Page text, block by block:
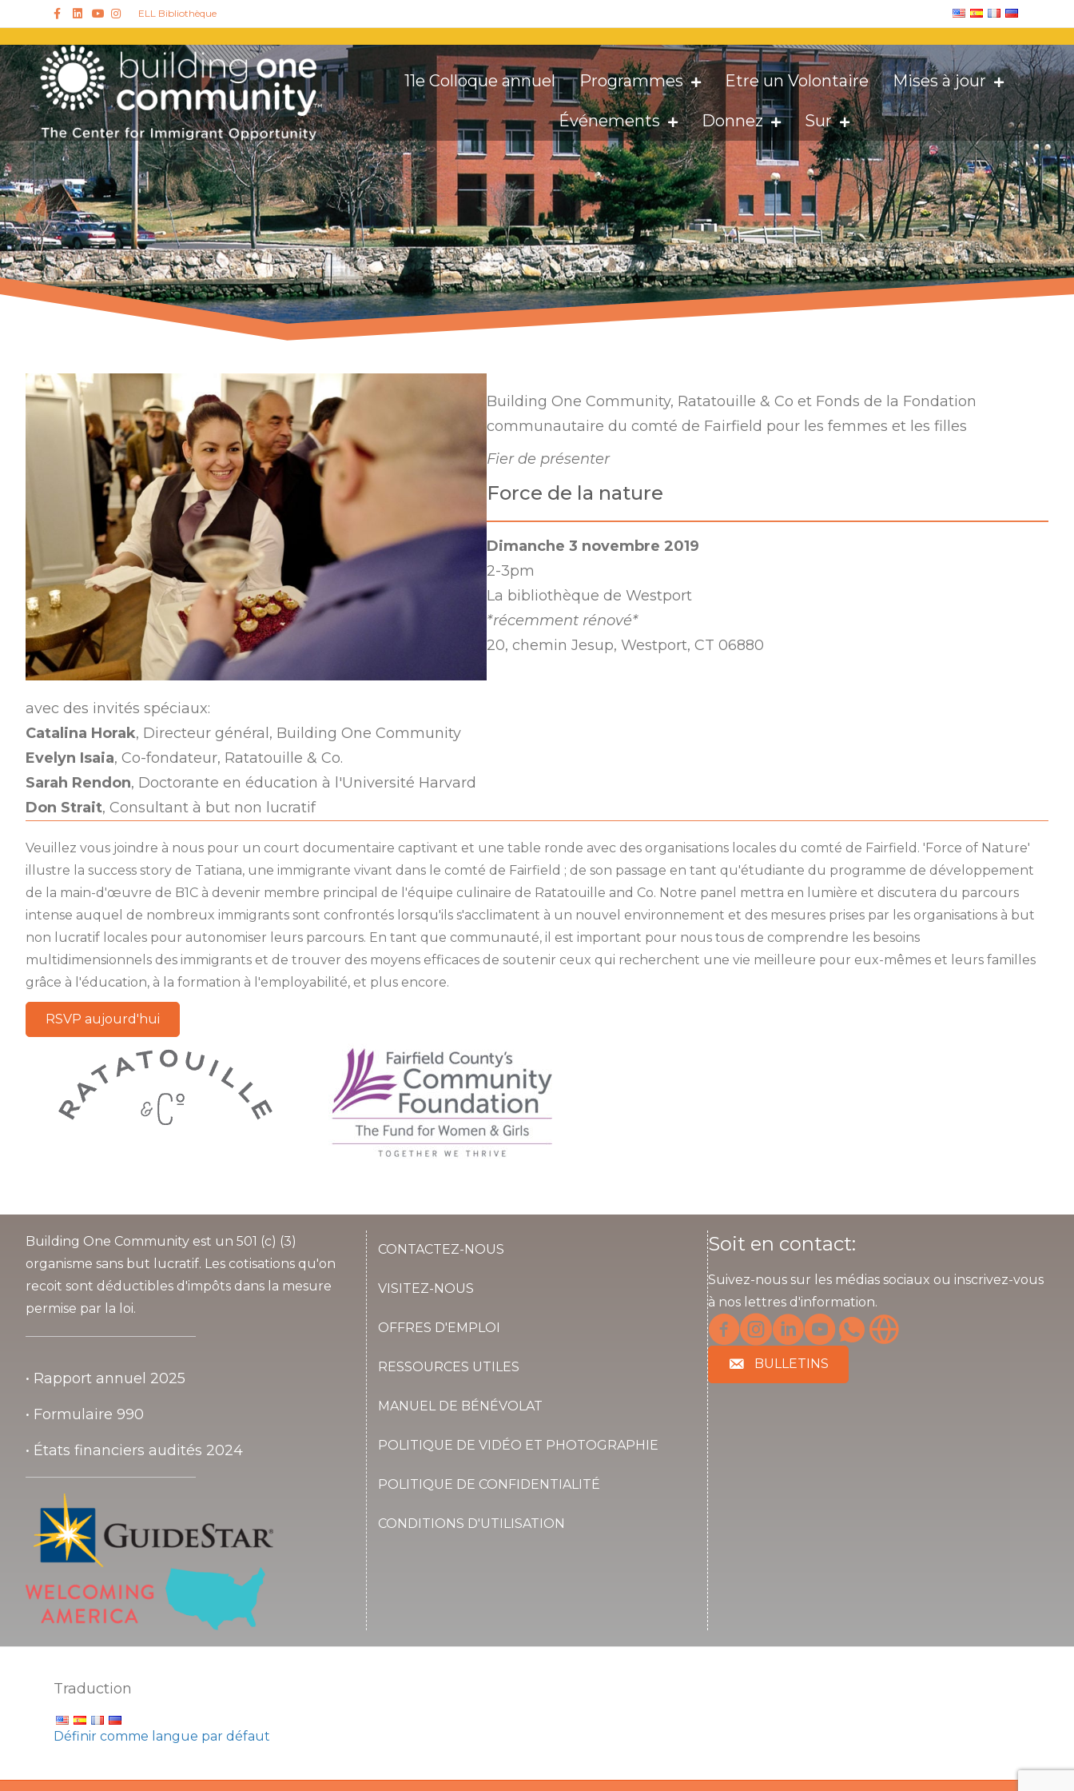
Facebook
Linkedin
YoutubeInstagramELL Bibliothèque
11e Colloque annuel Programmes Etre un Volontaire Mises à jour
Événements Donnez Sur
Building One Community, Ratatouille & Co et Fonds de la Fondation
communautaire du comté de Fairfield pour les femmes et les filles
Fier de présenter
Force de la nature
Dimanche 3 novembre 2019
2-3pm
La bibliothèque de Westport
*récemment rénové*
20, chemin Jesup, Westport, CT 06880
avec des invités spéciaux:
Catalina Horak, Directeur général, Building One Community
Evelyn Isaia, Co-fondateur, Ratatouille & Co.
Sarah Rendon, Doctorante en éducation à l'Université Harvard
Don Strait, Consultant à but non lucratif
Veuillez vous joindre à nous pour un court documentaire captivant et une table ronde avec des organisations locales du comté de Fairfield. 'Force of Nature'
illustre la success story de Tatiana, une immigrante vivant dans le comté de Fairfield ; de son passage en tant qu'étudiante du programme de développement
de la main-d'œuvre de B1C à devenir membre principal de l'équipe culinaire de Ratatouille and Co. Notre panel mettra en lumière et discutera du parcours
intense auquel de nombreux immigrants sont confrontés lorsqu'ils s'acclimatent à un nouvel environnement et des mesures prises par les organisations à but
non lucratif locales pour autonomiser leurs parcours. En tant que communauté, il est important pour nous tous de comprendre les besoins
multidimensionnels des immigrants et de trouver des moyens efficaces de soutenir ceux qui recherchent une vie meilleure pour eux-mêmes et leurs familles
grâce à l'éducation, à la formation à l'employabilité, et plus encore.
RSVP aujourd'hui
Building One Community est un 501 (c) (3)
organisme sans but lucratif. Les cotisations qu'on
recoit sont déductibles d'impôts dans la mesure
permise par la loi.
• Rapport annuel 2025
• Formulaire 990
• États financiers audités 2024
CONTACTEZ-NOUS
VISITEZ-NOUS
OFFRES D'EMPLOI
RESSOURCES UTILES
MANUEL DE BÉNÉVOLAT
POLITIQUE DE VIDÉO ET PHOTOGRAPHIE
POLITIQUE DE CONFIDENTIALITÉ
CONDITIONS D'UTILISATION
Soit en contact:
Suivez-nous sur les médias sociaux ou inscrivez-vous
à nos lettres d'information.
BULLETINS
Traduction
Définir comme langue par défaut